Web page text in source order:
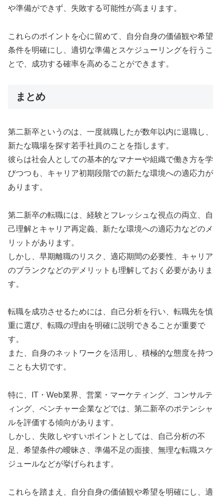
や準備ができず、失敗する可能性が高まります。
これらのポイントを心に留めて、自分自身の価値観や希望
条件を明確にし、適切な準備とスケジューリングを行うこ
とで、成功する確率を高めることができます。
まとめ
第二新卒というのは、一度就職したが数年以内に退職し、
新たな職場を探す若手社員のことを指します。
彼らは社会人としての基本的なマナーや組織で働き方を学
びつつも、キャリア初期段階での新たな環境への適応力が
あります。
第二新卒の転職には、経験とフレッシュな視点の両立、自
己理解とキャリア再定義、新たな環境への適応力などのメ
リットがあります。
しかし、早期離職のリスク、適応期間の必要性、キャリア
のブランクなどのデメリットも理解しておく必要がありま
す。
転職を成功させるためには、自己分析を行い、転職先を慎
重に選び、転職の理由を明確に説明できることが重要で
す。
また、自身のネットワークを活用し、積極的な態度を持つ
ことも大切です。
特に、IT・Web業界、営業・マーケティング、コンサルテ
ィング、ベンチャー企業などでは、第二新卒のポテンシャ
ルを評価する傾向があります。
しかし、失敗しやすいポイントとしては、自己分析の不
足、希望条件の曖昧さ、準備不足の面接、無理な転職スケ
ジュールなどが挙げられます。
これらを踏まえ、自分自身の価値観や希望を明確にし、適